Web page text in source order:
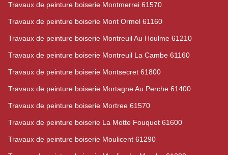
Travaux de peinture boiserie Montmerrei 61570
Travaux de peinture boiserie Mont Ormel 61160
Travaux de peinture boiserie Montreuil Au Houlme 61210
Travaux de peinture boiserie Montreuil La Cambe 61160
Travaux de peinture boiserie Montsecret 61800
Travaux de peinture boiserie Mortagne Au Perche 61400
Travaux de peinture boiserie Mortree 61570
Travaux de peinture boiserie La Motte Fouquet 61600
Travaux de peinture boiserie Moulicent 61290